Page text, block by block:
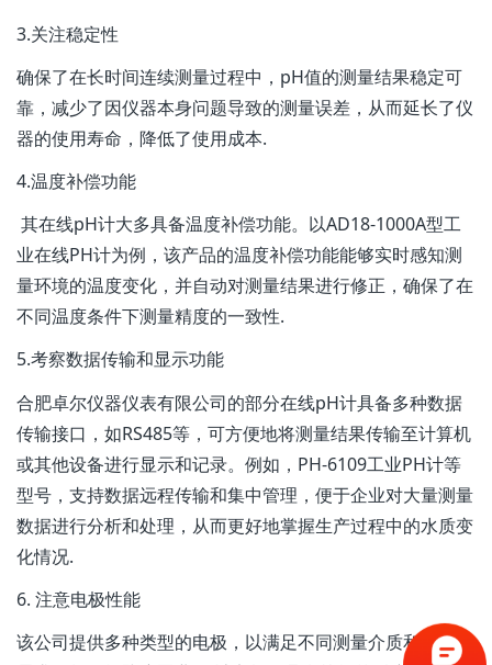
3.关注稳定性
确保了在长时间连续测量过程中，pH值的测量结果稳定可
靠，减少了因仪器本身问题导致的测量误差，从而延长了仪
器的使用寿命，降低了使用成本.
4.温度补偿功能
其在线pH计大多具备温度补偿功能。以AD18-1000A型工
业在线PH计为例，该产品的温度补偿功能能够实时感知测
量环境的温度变化，并自动对测量结果进行修正，确保了在
不同温度条件下测量精度的一致性.
5.考察数据传输和显示功能
合肥卓尔仪器仪表有限公司的部分在线pH计具备多种数据
传输接口，如RS485等，可方便地将测量结果传输至计算机
或其他设备进行显示和记录。例如，PH-6109工业PH计等
型号，支持数据远程传输和集中管理，便于企业对大量测量
数据进行分析和处理，从而更好地掌握生产过程中的水质变
化情况.
6. 注意电极性能
该公司提供多种类型的电极，以满足不同测量介质和工况的